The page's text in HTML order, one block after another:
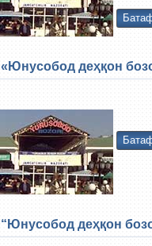
«Юнусобод деҳқон
“Юнусобод деҳқон